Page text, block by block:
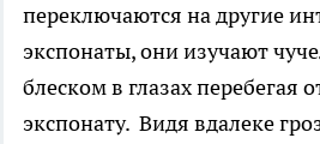
переключаются на другие
экспонаты, они изучают
блеском в глазах перебегая
экспонату. Видя вдалеке